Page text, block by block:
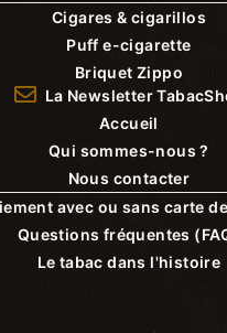
Cigares & cigarillos
Puff e-cigarette
Briquet Zippo
La Newsletter
Accueil
Qui sommes-nous ?
Nous contacter
avec ou sans carte
Questions fréquentes
Le tabac dans l'histoire